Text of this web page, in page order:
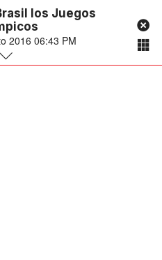
los Juegos
2016 06:43 PM